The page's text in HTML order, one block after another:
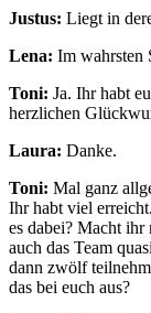
Justus: Liegt in
Lena: Im wahrsten
Toni: Ja. Ihr habt
herzlichen
Laura: Danke.
Toni: Mal ganz
Ihr habt viel
es dabei? Macht
auch das Team
dann zwölf
das bei euch aus?